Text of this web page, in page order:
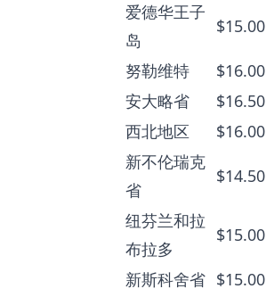
爱德华王子
岛
$15.00
努勒维特 $16.00
安大略省
$16.50
西北地区
$16.00
新不伦瑞克
省
$14.50
纽芬兰和拉
布拉多
$15.00
新斯科舍省 $15.00